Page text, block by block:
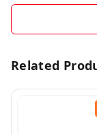
Related